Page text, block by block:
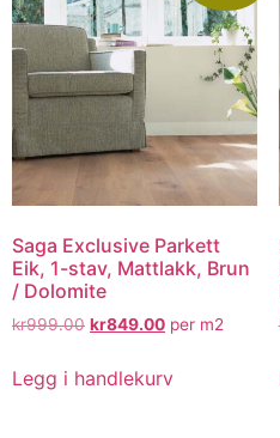
Saga Exclusive Parkett
Eik, 1-stav, Mattlakk, Brun
/ Dolomite
kr999.00 kr849.00 per m2
Legg i handlekurv